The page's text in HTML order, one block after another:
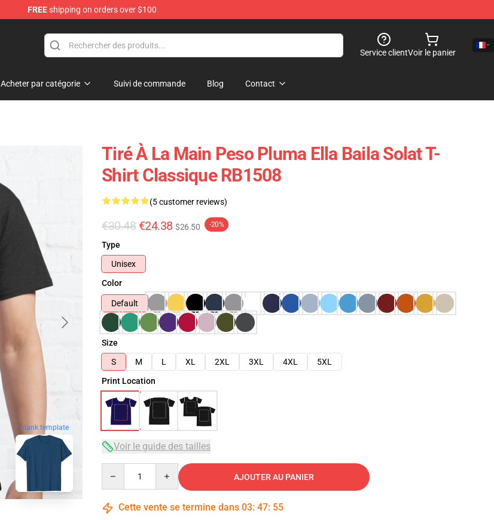
FREEshipping on orders over $100
Service clientVoir le panier
Acheter par catégorie Suivi de commande Blog Contact
blank template
Tiré À La Main Peso Pluma Ella Baila Solat T-
Shirt Classique RB1508
(5 customer reviews)
€30.48 €24.38 $26.50 -20%
Type
Unisex
Color
Default
Size
S
M L XL 2XL 3XL 4XL
5XL
Print Location
Voir le guide des tailles
AJOUTER AU PANIER
Cette vente se termine dans 03: 47: 54